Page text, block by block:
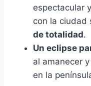
espectacular
con la ciudad
de totalidad.
Un eclipse
al amanecer
en la